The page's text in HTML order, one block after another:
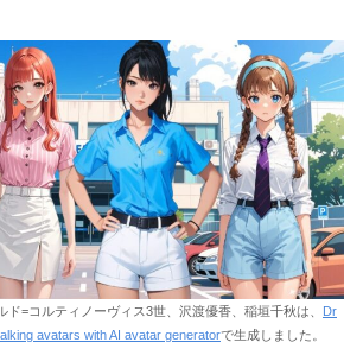
ド=コルティノーヴィス3世、沢渡優香、稲垣千秋は、 Dr
avatars with AI avatar generatorで生成しました。